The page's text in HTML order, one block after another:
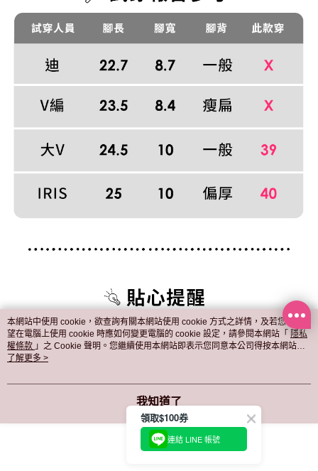
本網站中使用 cookie，欲查詢有關本網站使用 cookie 方式之詳情，及若您不希
望在電腦上使用 cookie 時應如何變更電腦的 cookie 設定，請參閱本網站「 隱私
權條款 」之 Cookie 聲明。您繼續使用本網站即表示您同意本公司得按本網站使
用條款之 Cookie 聲明使用 cookie。
了解更多 >
我知道了
領取$100券
連結 LINE 帳號